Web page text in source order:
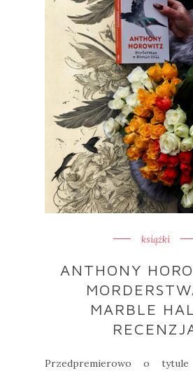
książki
ANTHONY
MARBLE
Przedpremierowo o